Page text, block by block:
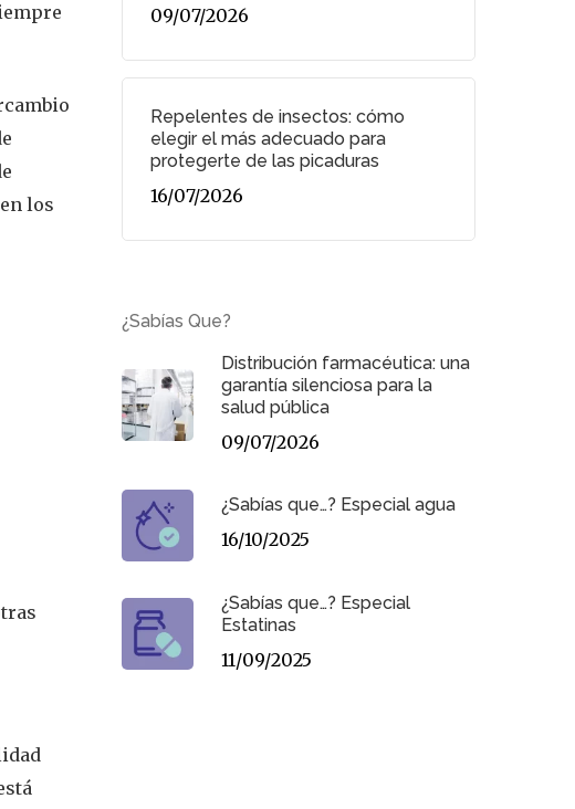
los
09/07/2026
Repelentes de insectos: cómo
elegir el más adecuado para
protegerte de las picaduras
16/07/2026
¿Sabías Que?
Distribución farmacéutica: una
garantía silenciosa para la
salud pública
09/07/2026
¿Sabías que…? Especial agua
16/10/2025
¿Sabías que…? Especial
Estatinas
11/09/2025